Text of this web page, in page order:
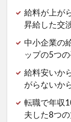
給料が上が
昇給した交
中小企業の
ップの5つ
給料安いか
がらないか
転職で年収
夫した8つ